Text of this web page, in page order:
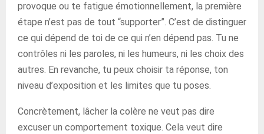
provoque ou te fatigue émotionnellement, la première
étape n’est pas de tout “supporter”. C’est de distinguer
ce qui dépend de toi de ce qui n’en dépend pas. Tu ne
contrôles ni les paroles, ni les humeurs, ni les choix des
autres. En revanche, tu peux choisir ta réponse, ton
niveau d’exposition et les limites que tu poses.
Concrètement, lâcher la colère ne veut pas dire
excuser un comportement toxique. Cela veut dire